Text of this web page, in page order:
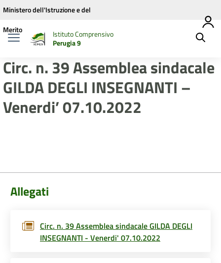
Vai ai contenuti
Vai al menu di navigazione
Vai al footer
Ministero dell'Istruzione e del
Merito
Istituto Comprensivo
Perugia 9
Circ. n. 39 Assemblea sindacale
GILDA DEGLI INSEGNANTI –
Venerdi’ 07.10.2022
Allegati
Circ. n. 39 Assemblea sindacale GILDA DEGLI
INSEGNANTI - Venerdi' 07.10.2022